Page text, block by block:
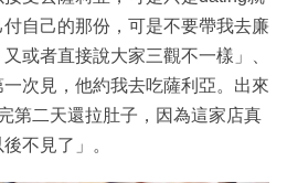
自己的那份，可是不要帶我去廉
或者直接說大家三觀不一樣」、
一次見，他約我去吃薩利亞。出來
第二天還拉肚子，因為這家店真
不見了」。